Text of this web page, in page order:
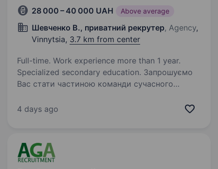
28 000 – 40 000 UAH Above average
Шевченко В., приватний рекрутер, Agency,
Vinnytsia, 3.7 km from center
Full-time. Work experience more than 1 year.
Specialized secondary education. Запрошуємо
Вас стати частиною команди сучасного
з широким асортиментом товару найкращих
за адресою м. Вінниця,…
4 days ago